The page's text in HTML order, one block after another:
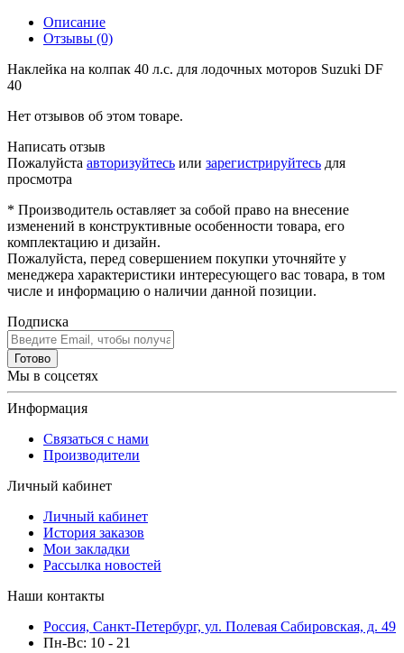
Описание
Отзывы (0)
Наклейка на колпак 40 л.с. для лодочных моторов Suzuki DF
40
Нет отзывов об этом товаре.
Написать отзыв
Пожалуйста авторизуйтесь или зарегистрируйтесь для
просмотра
* Производитель оставляет за собой право на внесение
изменений в конструктивные особенности товара, его
комплектацию и дизайн.
Пожалуйста, перед совершением покупки уточняйте у
менеджера характеристики интересующего вас товара, в том
числе и информацию о наличии данной позиции.
Подписка
Готово
Мы в соцсетях
Информация
Связаться с нами
Производители
Личный кабинет
Личный кабинет
История заказов
Мои закладки
Рассылка новостей
Наши контакты
Россия, Санкт-Петербург, ул. Полевая Сабировская, д. 49
Пн-Вс: 10 - 21